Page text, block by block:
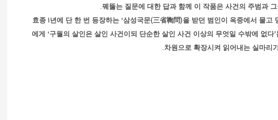
꿰뚫는 질문에 대한 답과 함께 이 작품은 사건의 주범과
『조선왕조실록』 효종 1년에 단 한 번 등장하는 ‘삼성국문(三省鞫問)을 받던 범인이 옥
에게 ‘구월의 살인은 살인 사건이되 단순한 살인 사건 이상의 무엇일 수밖에 없
차원으로 확장시켜 읽어내는 실마리